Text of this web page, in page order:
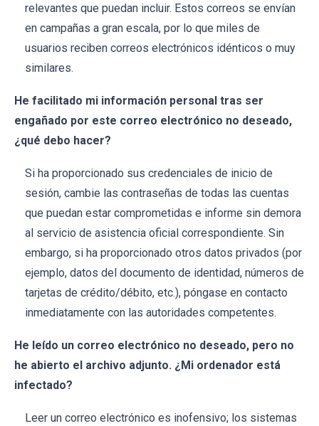
relevantes que puedan incluir. Estos correos se envían
en campañas a gran escala, por lo que miles de
usuarios reciben correos electrónicos idénticos o muy
similares.
He facilitado mi información personal tras ser
engañado por este correo electrónico no deseado,
¿qué debo hacer?
Si ha proporcionado sus credenciales de inicio de
sesión, cambie las contraseñas de todas las cuentas
que puedan estar comprometidas e informe sin demora
al servicio de asistencia oficial correspondiente. Sin
embargo, si ha proporcionado otros datos privados (por
ejemplo, datos del documento de identidad, números de
tarjetas de crédito/débito, etc.), póngase en contacto
inmediatamente con las autoridades competentes.
He leído un correo electrónico no deseado, pero no
he abierto el archivo adjunto. ¿Mi ordenador está
infectado?
Leer un correo electrónico es inofensivo; los sistemas